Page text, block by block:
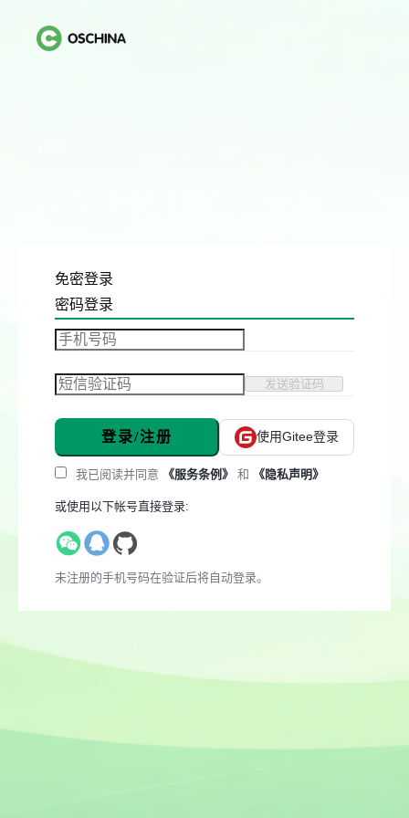
免密登录
密码登录
发送验证码
登录/注册 使用Gitee登录
我已阅读并同意 《服务条例》 和 《隐私声明》
或使用以下帐号直接登录:
未注册的手机号码在验证后将自动登录。